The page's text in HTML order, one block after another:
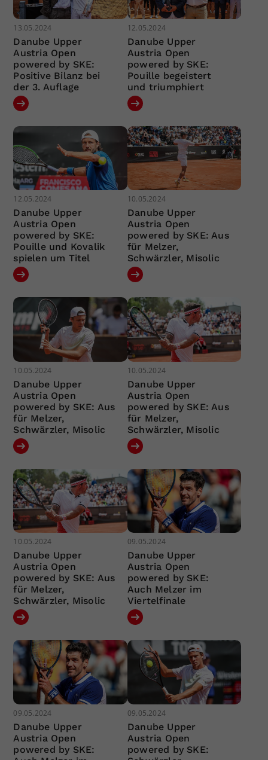
13.05.2024
Danube Upper
Austria Open
powered by SKE:
Positive Bilanz bei
der 3. Auflage
12.05.2024
Danube Upper
Austria Open
powered by SKE:
Pouille begeistert
und triumphiert
12.05.2024
Danube Upper
Austria Open
powered by SKE:
Pouille und Kovalik
spielen um Titel
10.05.2024
Danube Upper
Austria Open
powered by SKE: Aus
für Melzer,
Schwärzler, Misolic
10.05.2024
Danube Upper
Austria Open
powered by SKE: Aus
für Melzer,
Schwärzler, Misolic
10.05.2024
Danube Upper
Austria Open
powered by SKE: Aus
für Melzer,
Schwärzler, Misolic
10.05.2024
Danube Upper
Austria Open
powered by SKE: Aus
für Melzer,
Schwärzler, Misolic
09.05.2024
Danube Upper
Austria Open
powered by SKE:
Auch Melzer im
Viertelfinale
09.05.2024
Danube Upper
Austria Open
powered by SKE:
09.05.2024
Danube Upper
Austria Open
powered by SKE: